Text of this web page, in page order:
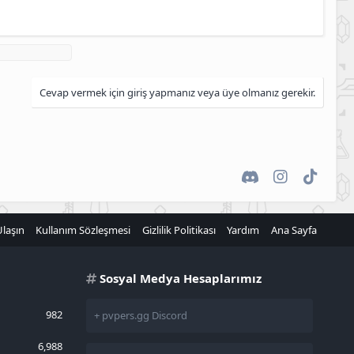
Cevap vermek için giriş yapmanız veya üye olmanız gerekir.
DiscordInstagram
TikTok
Kullanım Sözleşmesi Gizlilik Politikası Yardım Ana Sayfa
982
6,988
Sosyal Medya Hesaplarımız
+ pvpers.gg Discord